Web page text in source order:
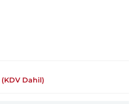
(KDV Dahil)